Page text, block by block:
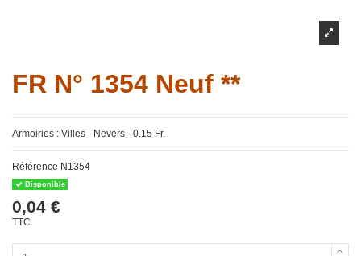
FR N° 1354 Neuf **
Armoiries : Villes - Nevers - 0.15 Fr.
Référence N1354
Disponible
0,04 €
TTC